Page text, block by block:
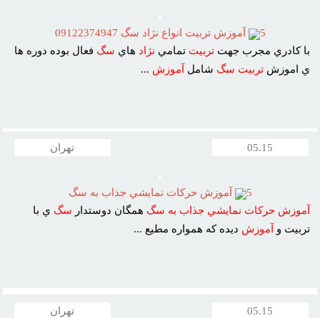
5
آموزش تربيت انواع نژاد سگ 09122374947
با کادري مجرب جهتتربيت تمامي نژاد هاي سگ فعال بوده دوره ها
ي اموزشتربيت سگ شامل آموزش ...
05.15 تهران
5
آموزش حرکات نمايشي جذاب به سگ
آموزش حرکات نمايشي جذاب به سگ همگان دوستدار سگ ي با
تربيت و
آموزش ديده که همواره مطيع ...
05.15 تهران